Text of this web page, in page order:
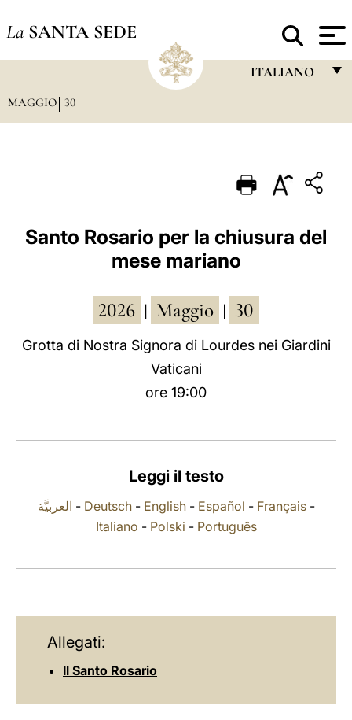
La SANTA SEDE
ITALIANO
PORTUGUÊS
العربيّة
中文
MAGGIO 30
Santo Rosario per la chiusura del
mese mariano
2026 Maggio 30
Grotta di Nostra Signora di Lourdes nei Giardini
Vaticani
ore 19:00
Leggi il testo
العربيَّة - Deutsch- English- Español - Français-
Italiano - Polski - Português
Allegati:
Il Santo Rosario